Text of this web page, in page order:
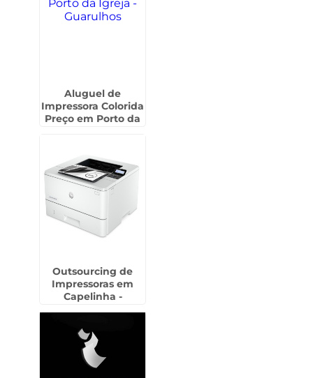
Aluguel de
Impressora Colorida
Preço em Porto da
Outsourcing de
Impressoras em
Capelinha -